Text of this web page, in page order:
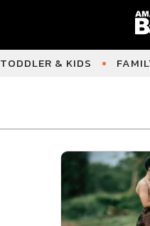
TODDLER & KIDS